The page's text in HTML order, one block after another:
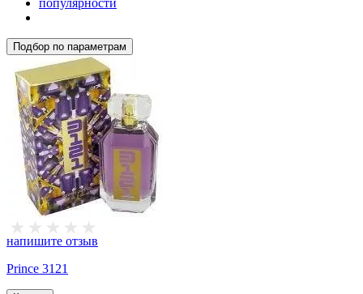
популярности
Подбор по параметрам
напишите отзыв
Prince 3121